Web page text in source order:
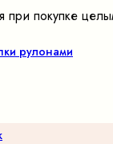
при покупке
рулонами